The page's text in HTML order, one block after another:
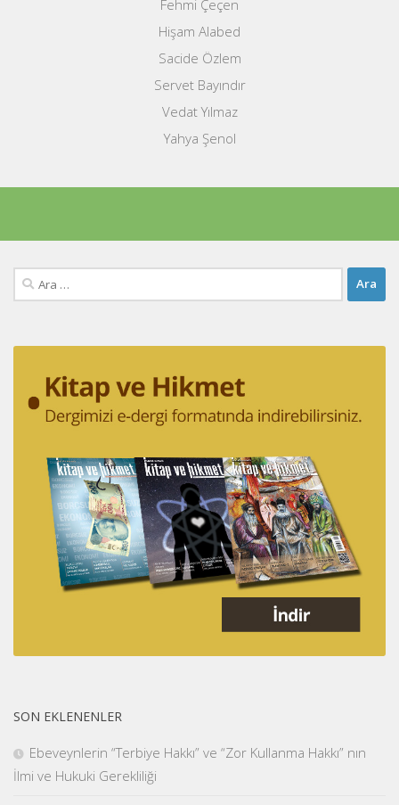
Fehmi Çeçen
Hişam Alabed
Sacide Özlem
Servet Bayındır
Vedat Yılmaz
Yahya Şenol
Arama:
SON EKLENENLER
Ebeveynlerin “Terbiye Hakkı” ve “Zor Kullanma Hakkı” nın
İlmi ve Hukuki Gerekliliği